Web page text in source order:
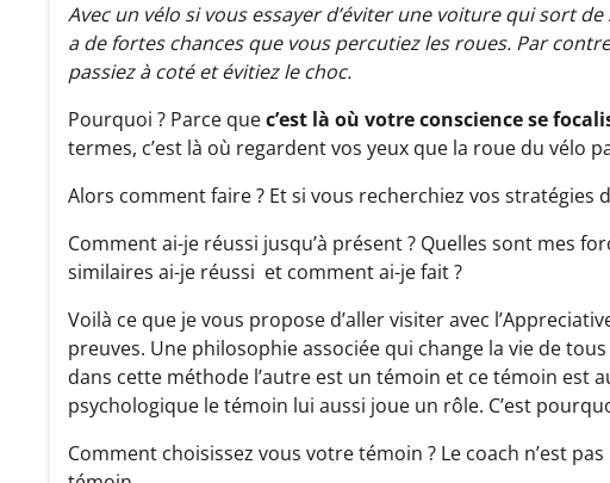
Avec un vélo si vous essayer d’éviter une voiture qui sort
a de fortes chances que vous percutiez les roues. Par
passiez à coté et évitiez le choc.
Pourquoi ? Parce quec’est là où votre conscience se
termes, c’est là où regardent vos yeux que la roue du vélo
Alors comment faire ? Et si vous recherchiez vos stratégies
Comment ai-je réussi jusqu’à présent ? Quelles sont mes
similaires ai-je réussi et comment ai-je fait ?
Voilà ce que je vous propose d’aller visiter avec
preuves. Une philosophie associée qui change la vie de
dans cette méthode l’autre est un témoin et ce témoin est
psychologique le témoin lui aussi joue un rôle. C’est
Comment choisissez vous votre témoin ? Le coach n’est